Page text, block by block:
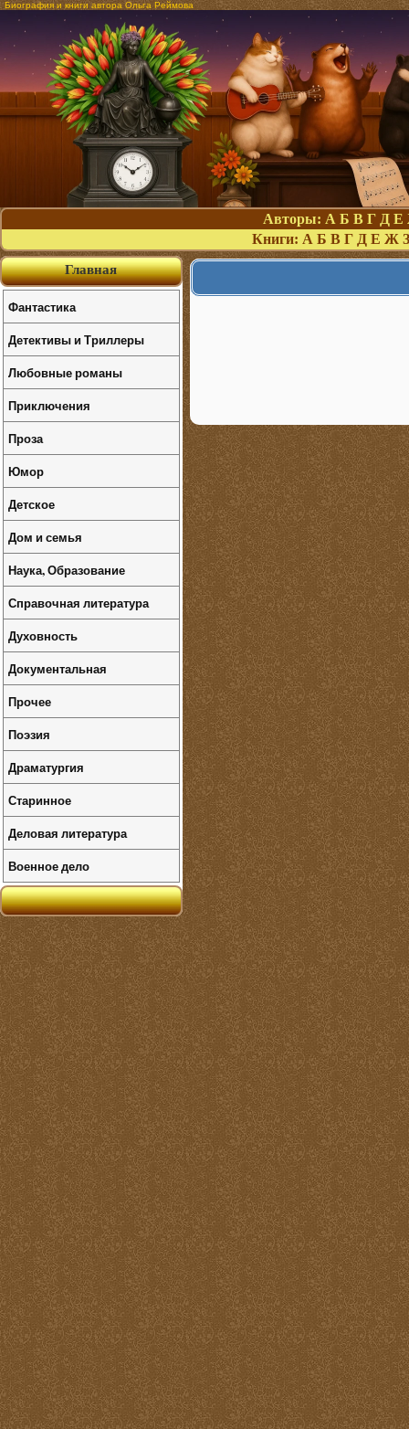
Биография и книги автора Ольга Реймова
Авторы: А Б В Г Д Е
Книги: А Б В Г Д Е Ж З
Главная
Фантастика
Детективы и Триллеры
Любовные романы
Приключения
Проза
Юмор
Детское
Дом и семья
Наука, Образование
Справочная литература
Духовность
Документальная
Прочее
Поэзия
Драматургия
Старинное
Деловая литература
Военное дело